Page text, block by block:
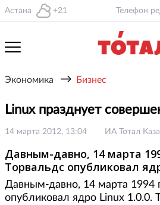
Астана +21 Телефон
Экономика → Бизнес
Linux празднует
14 марта 2012, 13:04 ИА Тотал
Давным-давно, 14 марта
Торвальдс опубликовал
Давным-давно, 14 марта 1994
опубликовал ядро Linux 1.0.0.